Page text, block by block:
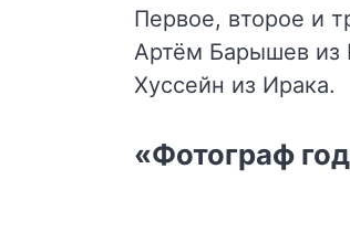
Первое, второе и
Артём Барышев из
Хуссейн из Ирака.
«Фотограф